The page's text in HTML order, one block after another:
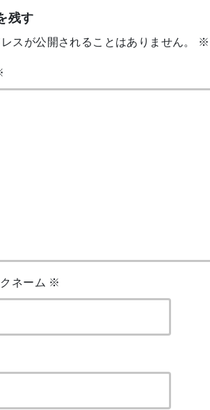
残す
スが公開されることはありません。 ※
ネーム ※